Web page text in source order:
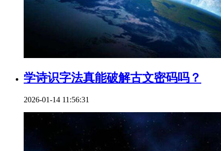
学诗识字法真能破解古文密码吗？
2026-01-14 11:56:31